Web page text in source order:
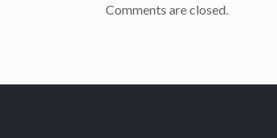
Comments are closed.